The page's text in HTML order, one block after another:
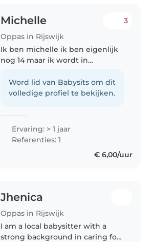
Michelle
Oppas in Rijswijk
3
Ik ben michelle ik ben eigenlijk
nog 14 maar ik wordt in
met kinderen. Ik hou van lekker
buiten zijn of gewoon lekker
Word lid van Babysits om dit
volledige profiel te bekijken.
Ervaring: > 1 jaar
Referenties: 1
€ 6,00/uur
Jhenica
Oppas in Rijswijk
I am a local babysitter with a
strong background in caring for